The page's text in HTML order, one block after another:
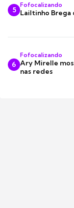
5
Fofocalizando
Lailtinho Brega
6
Fofocalizando
Ary Mirelle
nas redes